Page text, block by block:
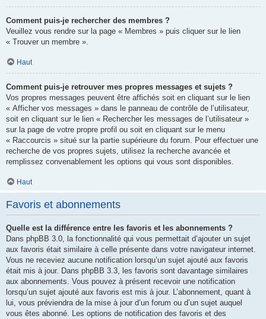
Comment puis-je rechercher des membres ?
Veuillez vous rendre sur la page « Membres » puis cliquer sur le lien
« Trouver un membre ».
Haut
Comment puis-je retrouver mes propres messages et sujets ?
Vos propres messages peuvent être affichés soit en cliquant sur le lien
« Afficher vos messages » dans le panneau de contrôle de l’utilisateur,
soit en cliquant sur le lien « Rechercher les messages de l’utilisateur »
sur la page de votre propre profil ou soit en cliquant sur le menu
« Raccourcis » situé sur la partie supérieure du forum. Pour effectuer une
recherche de vos propres sujets, utilisez la recherche avancée et
remplissez convenablement les options qui vous sont disponibles.
Haut
Favoris et abonnements
Quelle est la différence entre les favoris et les abonnements ?
Dans phpBB 3.0, la fonctionnalité qui vous permettait d’ajouter un sujet
aux favoris était similaire à celle présente dans votre navigateur internet.
Vous ne receviez aucune notification lorsqu’un sujet ajouté aux favoris
était mis à jour. Dans phpBB 3.3, les favoris sont davantage similaires
aux abonnements. Vous pouvez à présent recevoir une notification
lorsqu’un sujet ajouté aux favoris est mis à jour. L’abonnement, quant à
lui, vous préviendra de la mise à jour d’un forum ou d’un sujet auquel
vous êtes abonné. Les options de notification des favoris et des